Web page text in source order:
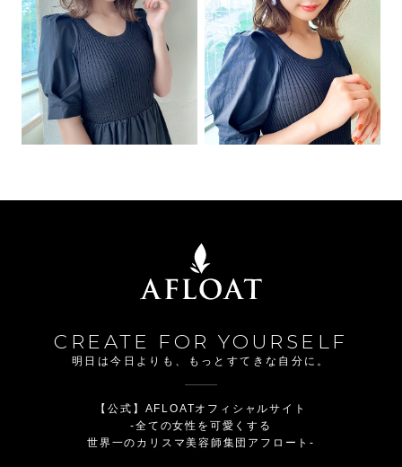
CREATE FOR YOURSELF
明日は今日よりも、もっとすてきな自分に。
【公式】AFLOATオフィシャルサイト
-全ての女性を可愛くする
世界一のカリスマ美容師集団アフロート-